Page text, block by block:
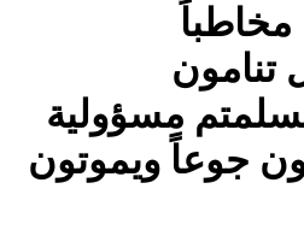
تنامون
مسؤولية
جوعاً ويموتون